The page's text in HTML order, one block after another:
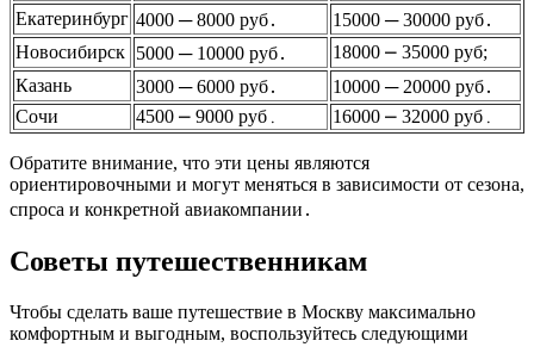
Екатеринбург 4000 ─ 8000 руб․
15000 ─ 30000 руб․
Новосибирск 5000 ─ 10000 руб․
18000 ⎼ 35000 руб;
Казань
3000 ─ 6000 руб․
10000 ─ 20000 руб․
Сочи
4500 ⎼ 9000 руб․ 16000 ⎼ 32000 руб․
Обратите внимание, что эти цены являются
ориентировочными и могут меняться в зависимости от сезона,
спроса и конкретной авиакомпании․
Советы путешественникам
Чтобы сделать ваше путешествие в Москву максимально
комфортным и выгодным, воспользуйтесь следующими